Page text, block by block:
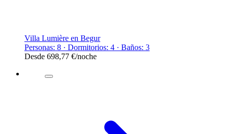
Villa Lumière en Begur
Personas: 8 · Dormitorios: 4 · Baños: 3
Desde 698,77 €/noche